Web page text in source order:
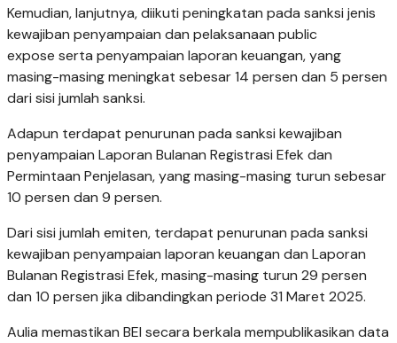
Kemudian, lanjutnya, diikuti peningkatan pada sanksi jenis
kewajiban penyampaian dan pelaksanaan public
expose serta penyampaian laporan keuangan, yang
masing-masing meningkat sebesar 14 persen dan 5 persen
dari sisi jumlah sanksi.
Adapun terdapat penurunan pada sanksi kewajiban
penyampaian Laporan Bulanan Registrasi Efek dan
Permintaan Penjelasan, yang masing-masing turun sebesar
10 persen dan 9 persen.
Dari sisi jumlah emiten, terdapat penurunan pada sanksi
kewajiban penyampaian laporan keuangan dan Laporan
Bulanan Registrasi Efek, masing-masing turun 29 persen
dan 10 persen jika dibandingkan periode 31 Maret 2025.
Aulia memastikan BEI secara berkala mempublikasikan data